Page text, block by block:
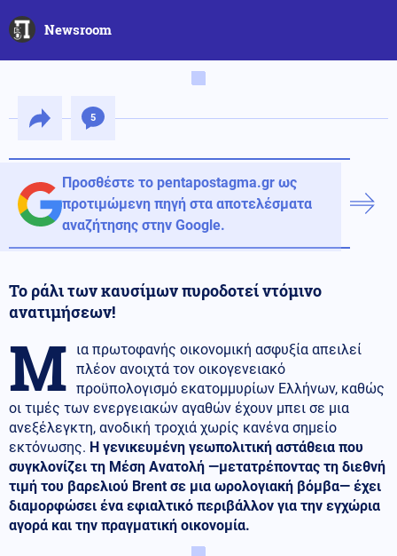
Newsroom
5
Προσθέστε το pentapostagma.gr ως
προτιμώμενη πηγή στα αποτελέσματα
αναζήτησης στην Google.
Το ράλι των καυσίμων πυροδοτεί ντόμινο
ανατιμήσεων!
Μ
ια πρωτοφανής οικονομική ασφυξία απειλεί
πλέον ανοιχτά τον οικογενειακό
προϋπολογισμό εκατομμυρίων Ελλήνων, καθώς
οι τιμές των ενεργειακών αγαθών έχουν μπει σε μια
ανεξέλεγκτη, ανοδική τροχιά χωρίς κανένα σημείο
εκτόνωσης. Η γενικευμένη γεωπολιτική αστάθεια που
συγκλονίζει τη Μέση Ανατολή —μετατρέποντας τη διεθνή
τιμή του βαρελιού Brent σε μια ωρολογιακή βόμβα— έχει
διαμορφώσει ένα εφιαλτικό περιβάλλον για την εγχώρια
αγορά και την πραγματική οικονομία.